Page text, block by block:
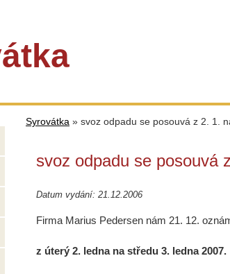
Syrovátka » svoz odpadu se posouvá z 2. 1.
svoz odpadu se posouvá
Datum vydání: 21.12.2006
Firma Marius Pedersen nám 21. 12.
z úterý 2. ledna na středu 3. ledna 2007.